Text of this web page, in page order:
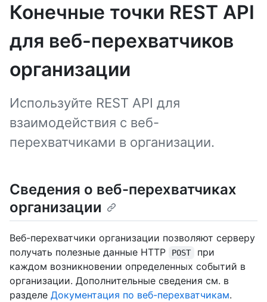
Конечные точки REST API
для веб-перехватчиков
организации
Используйте REST API для
взаимодействия с веб-
перехватчиками в организации.
Сведения о веб-перехватчиках
организации
Веб-перехватчики организации позволяют серверу
получать полезные данные HTTP
POST
при
каждом возникновении определенных событий в
организации. Дополнительные сведения см. в
разделе Документация по веб-перехватчикам.